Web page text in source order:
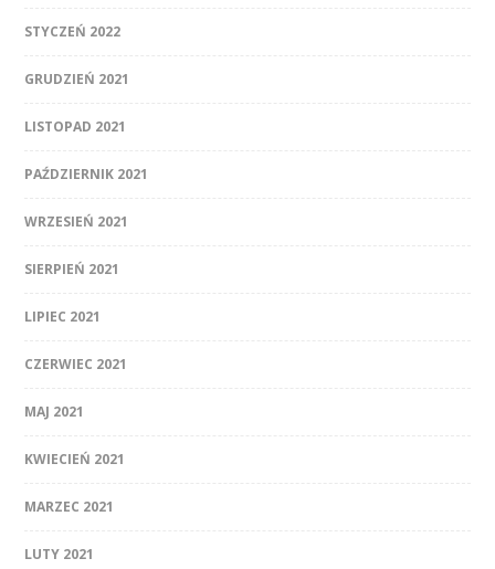
STYCZEŃ 2022
GRUDZIEŃ 2021
LISTOPAD 2021
PAŹDZIERNIK 2021
WRZESIEŃ 2021
SIERPIEŃ 2021
LIPIEC 2021
CZERWIEC 2021
MAJ 2021
KWIECIEŃ 2021
MARZEC 2021
LUTY 2021